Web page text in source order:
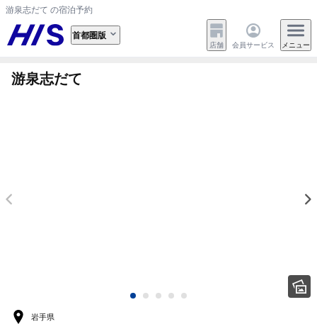
游泉志だて の宿泊予約
首都圏版
店舗 会員サービス メニュー
游泉志だて
岩手県